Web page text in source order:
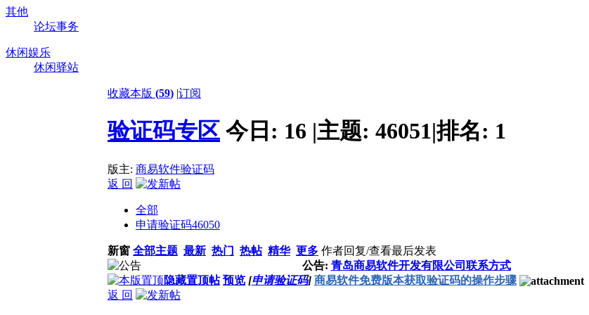
其他
论坛事务
休闲娱乐
休闲驿站
收藏本版 (59) |订阅
验证码专区 今日: 16 |主题: 46051|排名: 1
版主: 商易软件验证码
返 回
全部
申请验证码46050
新窗 全部主题 最新 热门 热帖 精华 更多 作者回复/查看最后发表
公告: 青岛商易软件开发有限公司联系方式
隐藏置顶帖 预览 [申请验证码] 商易软件免费版本获取验证码的操作步骤
返 回